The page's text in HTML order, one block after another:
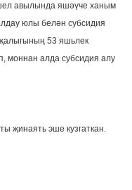
авылында яшәүче ханым
юлы белән субсидия
53 яшьлек
моннан алда субсидия алу
җинаять эше кузгаткан.